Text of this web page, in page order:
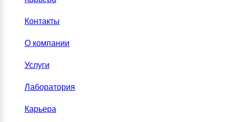
Контакты
О компании
Услуги
Лаборатория
Карьера